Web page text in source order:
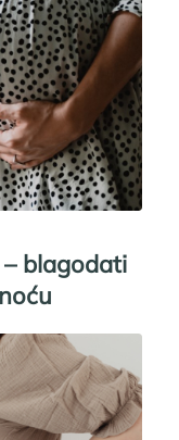
blagodati